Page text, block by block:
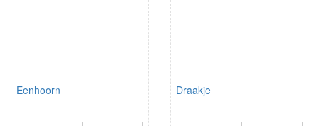
Eenhoorn Draakje